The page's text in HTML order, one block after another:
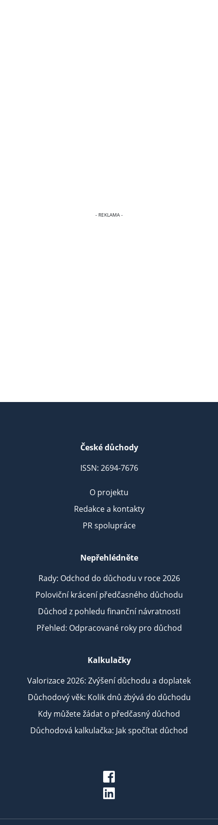
České důchody
ISSN: 2694-7676
O projektu
Redakce a kontakty
PR spolupráce
Nepřehlédněte
Rady: Odchod do důchodu v roce 2026
Poloviční krácení předčasného důchodu
Důchod z pohledu finanční návratnosti
Přehled: Odpracované roky pro důchod
Kalkulačky
Valorizace 2026: Zvýšení důchodu a doplatek
Důchodový věk: Kolik dnů zbývá do důchodu
Kdy můžete žádat o předčasný důchod
Důchodová kalkulačka: Jak spočítat důchod